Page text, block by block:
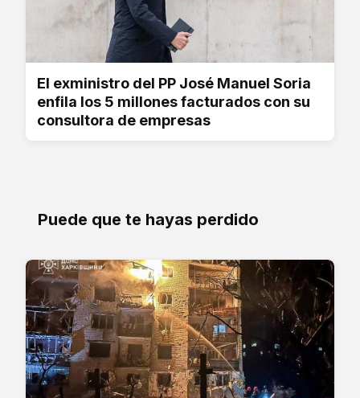
El exministro del PP José Manuel Soria
enfila los 5 millones facturados con su
consultora de empresas
Puede que te hayas perdido